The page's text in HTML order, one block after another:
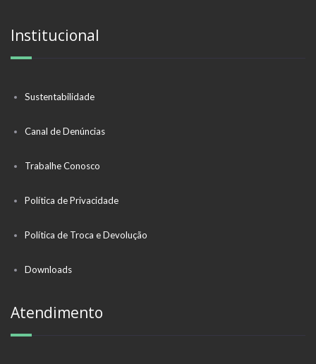
Institucional
Sustentabilidade
Canal de Denúncias
Trabalhe Conosco
Política de Privacidade
Política de Troca e Devolução
Downloads
Atendimento